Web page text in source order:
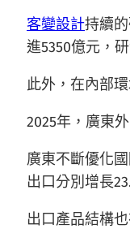
客變設計持續
進5350億元，
此外，在內部
2025年，廣東
廣東不斷優化
出口分別增長
出口產品結構